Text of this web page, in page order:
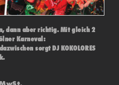
dann aber richtig. Mit gleich 2
Karneval:
sorgt DJ KOKOLORES